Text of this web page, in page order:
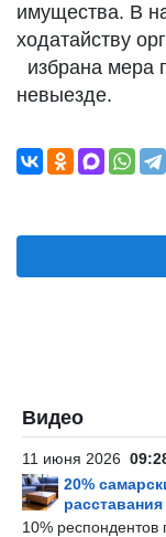
имущества. В
ходатайству
избрана мера
невыезде.
Видео
11 июня 2026
20%
расставания
10% респондентов